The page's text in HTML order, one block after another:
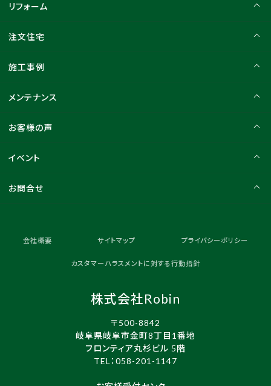
リフォーム
注文住宅
施工事例
メンテナンス
お客様の声
イベント
お問合せ
会社概要 サイトマップ プライバシーポリシー
カスタマーハラスメントに対する行動指針
株式会社Robin
〒500-8842
岐阜県岐阜市金町8丁目1番地
フロンティア丸杉ビル 5階
TEL： 058-201-1147